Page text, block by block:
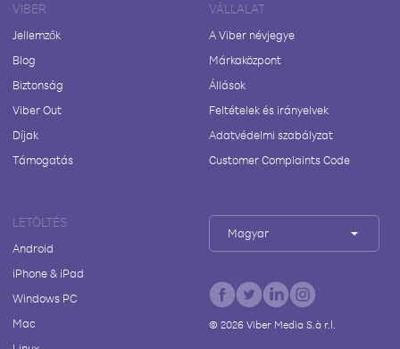
VIBER
Jellemzők
Blog
Biztonság
Viber Out
Díjak
Támogatás
VÁLLALAT
A Viber névjegye
Márkaközpont
Állások
Feltételek és irányelvek
Adatvédelmi szabályzat
Customer Complaints Code
LETÖLTÉS
Android
iPhone & iPad
Windows PC
Mac
Magyar
© 2026Viber Media S.à r.l.